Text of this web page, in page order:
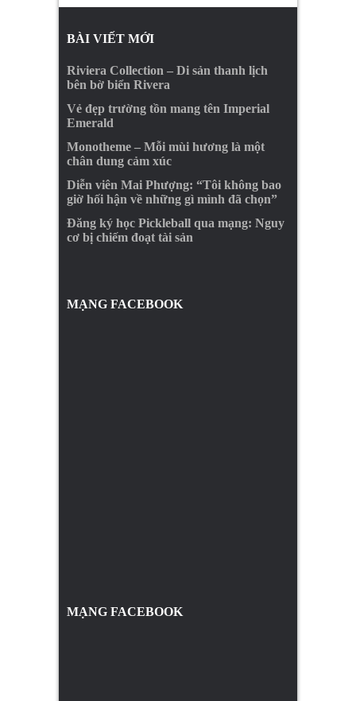
BÀI VIẾT MỚI
Riviera Collection – Di sản thanh lịch
bên bờ biển Rivera
Vẻ đẹp trường tồn mang tên Imperial
Emerald
Monotheme – Mỗi mùi hương là một
chân dung cảm xúc
Diễn viên Mai Phượng: “Tôi không bao
giờ hối hận về những gì mình đã chọn”
Đăng ký học Pickleball qua mạng: Nguy
cơ bị chiếm đoạt tài sản
MẠNG FACEBOOK
MẠNG FACEBOOK